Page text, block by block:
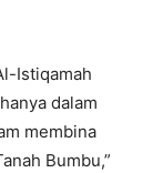
Istiqamah
dalam
membina
Bumbu,”